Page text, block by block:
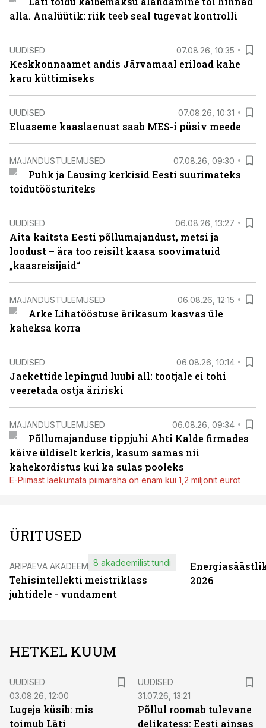
alla. Analüütik: riik teeb seal tugevat kontrolli
UUDISED 07.08.26, 10:35
Keskkonnaamet andis Järvamaal eriload kahe
karu küttimiseks
UUDISED 07.08.26, 10:31
Eluaseme kaaslaenust saab MES-i püsiv meede
MAJANDUSTULEMUSED 07.08.26, 09:30
Puhk ja Lausing kerkisid Eesti suurimateks
toidutöösturiteks
UUDISED 06.08.26, 13:27
Aita kaitsta Eesti põllumajandust, metsi ja
loodust – ära too reisilt kaasa soovimatuid
„kaasreisijaid“
MAJANDUSTULEMUSED 06.08.26, 12:15
Arke Lihatööstuse ärikasum kasvas üle
kaheksa korra
UUDISED 06.08.26, 10:14
Jaekettide lepingud luubi all: tootjale ei tohi
veeretada ostja äririski
MAJANDUSTULEMUSED 06.08.26, 09:34
Põllumajanduse tippjuhi Ahti Kalde firmades
käive üldiselt kerkis, kasum samas nii
kahekordistus kui ka sulas pooleks
E-Piimast laekumata piimaraha on enam kui 1,2 miljonit eurot
ÜRITUSED
ÄRIPÄEVA AKADEEMIA
Tehisintellekti meistriklass
juhtidele - vundament
8 akadeemilist tundi
2026
HETKEL KUUM
UUDISED
03.08.26, 12:00
Lugeja küsib: mis
toimub Läti
UUDISED
31.07.26, 13:21
Põllul roomab tulevane
delikatess: Eesti ainsas